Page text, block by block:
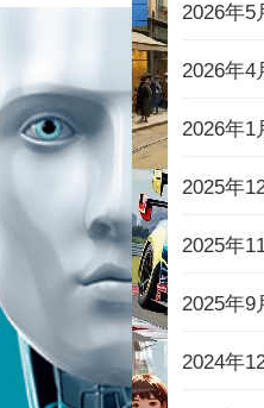
2026年5
2026年4
2026年1
2025年
2025年
2025年9
2024年